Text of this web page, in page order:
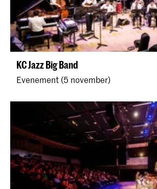
KC Jazz Big Band
Evenement (5 november)